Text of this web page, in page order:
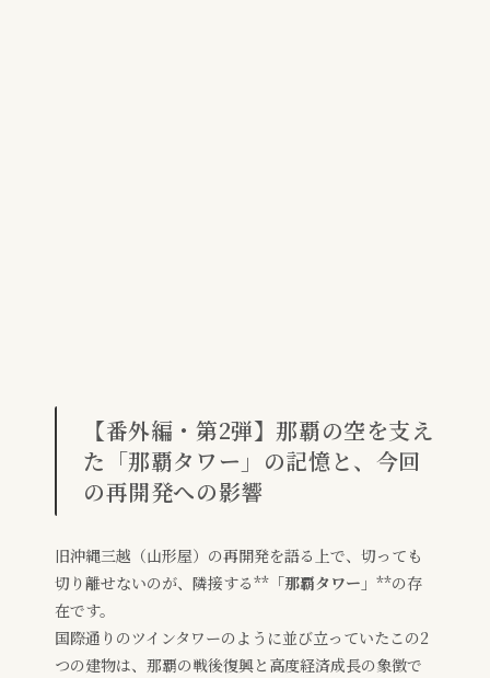
【番外編・第2弾】那覇の空を支え
た「那覇タワー」の記憶と、今回
の再開発への影響
旧沖縄三越（山形屋）の再開発を語る上で、切っても
切り離せないのが、隣接する** 「那覇タワー」 **の存
在です。
国際通りのツインタワーのように並び立っていたこの2
つの建物は、那覇の戦後復興と高度経済成長の象徴で